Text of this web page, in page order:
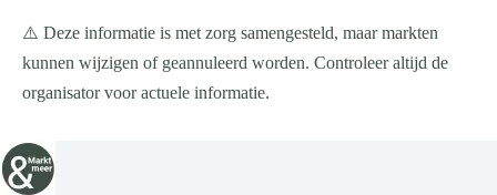
⚠️ Deze informatie is met zorg samengesteld, maar markten
kunnen wijzigen of geannuleerd worden. Controleer altijd de
organisator voor actuele informatie.